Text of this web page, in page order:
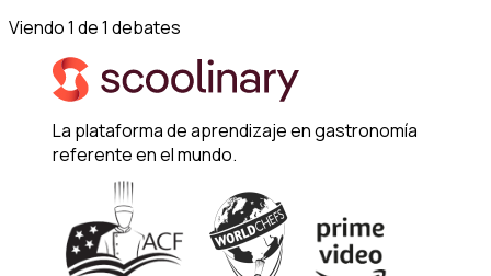
Viendo 1 de 1 debates
La plataforma de aprendizaje en gastronomía
referente en el mundo.